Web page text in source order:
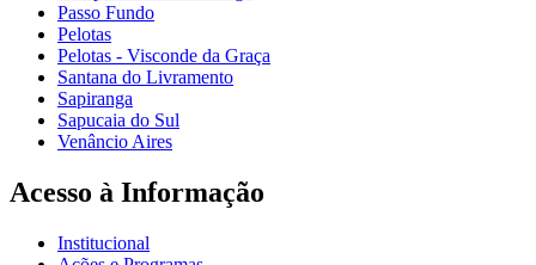
Passo Fundo
Pelotas
Pelotas - Visconde da Graça
Santana do Livramento
Sapiranga
Sapucaia do Sul
Venâncio Aires
Acesso à Informação
Institucional